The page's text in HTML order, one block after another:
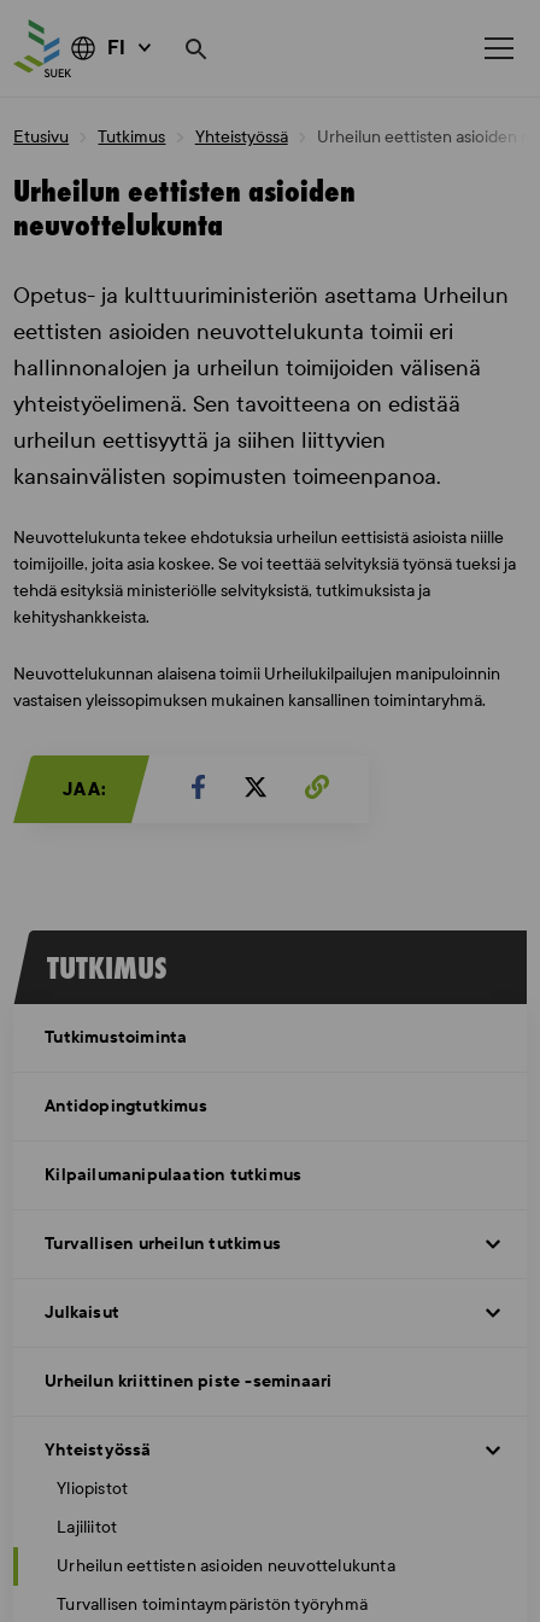
FI
Etusivu Tutkimus Yhteistyössä Urheilun eettisten asioiden
Urheilun eettisten asioiden
neuvottelukunta
Opetus- ja kulttuuriministeriön asettama Urheilun
eettisten asioiden neuvottelukunta toimii eri
hallinnonalojen ja urheilun toimijoiden välisenä
yhteistyöelimenä. Sen tavoitteena on edistää
urheilun eettisyyttä ja siihen liittyvien
kansainvälisten sopimusten toimeenpanoa.
Neuvottelukunta tekee ehdotuksia urheilun eettisistä asioista niille
toimijoille, joita asia koskee. Se voi teettää selvityksiä työnsä tueksi ja
tehdä esityksiä ministeriölle selvityksistä, tutkimuksista ja
kehityshankkeista.
Neuvottelukunnan alaisena toimii Urheilukilpailujen manipuloinnin
vastaisen yleissopimuksen mukainen kansallinen toimintaryhmä.
JAA:
TUTKIMUS
Tutkimustoiminta
Antidopingtutkimus
Kilpailumanipulaation tutkimus
Turvallisen urheilun tutkimus
Julkaisut
Urheilun kriittinen piste -seminaari
Yhteistyössä
Yliopistot
Lajiliitot
Urheilun eettisten asioiden neuvottelukunta
Turvallisen toimintaympäristön työryhmä